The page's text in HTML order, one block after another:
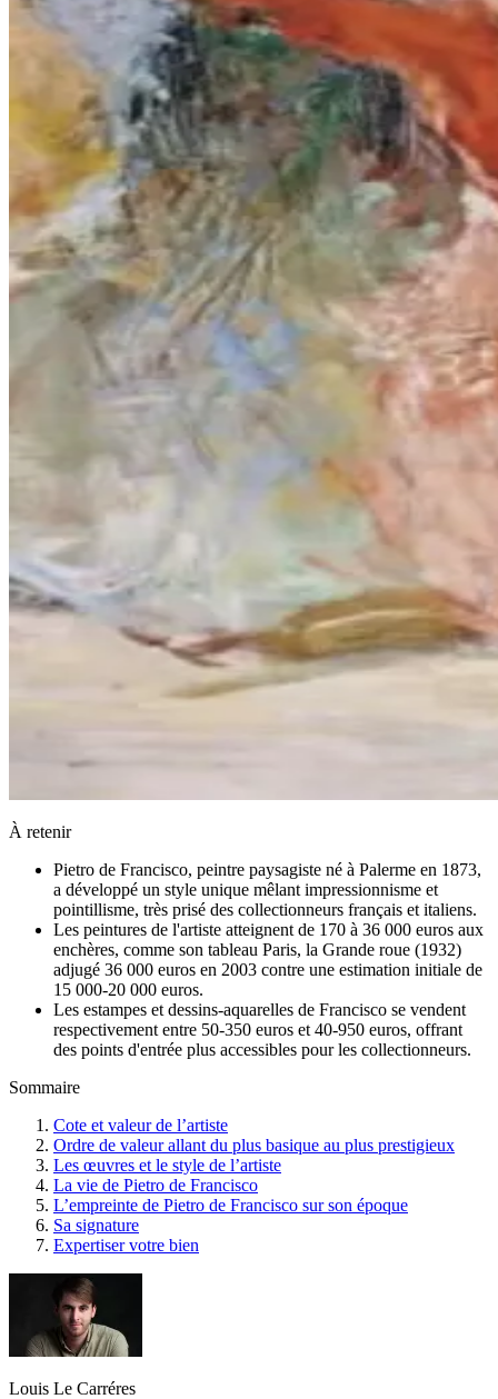
À retenir
Pietro de Francisco, peintre paysagiste né à Palerme en 1873,
a développé un style unique mêlant impressionnisme et
pointillisme, très prisé des collectionneurs français et italiens.
Les peintures de l'artiste atteignent de 170 à 36 000 euros aux
enchères, comme son tableau Paris, la Grande roue (1932)
adjugé 36 000 euros en 2003 contre une estimation initiale de
15 000-20 000 euros.
Les estampes et dessins-aquarelles de Francisco se vendent
respectivement entre 50-350 euros et 40-950 euros, offrant
des points d'entrée plus accessibles pour les collectionneurs.
Sommaire
Cote et valeur de l’artiste
Ordre de valeur allant du plus basique au plus prestigieux
Les œuvres et le style de l’artiste
La vie de Pietro de Francisco
L’empreinte de Pietro de Francisco sur son époque
Sa signature
Expertiser votre bien
Louis Le Carréres